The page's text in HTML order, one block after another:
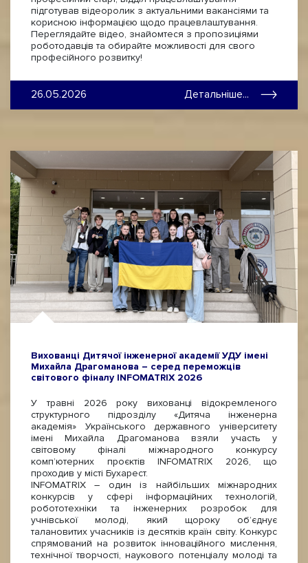
підготував відеоролик з актуальними вакансіями та
корисною інформацією щодо працевлаштування.
Переглядайте відео, знайомтеся з пропозиціями
роботодавців та обирайте можливості для свого
професійного розвитку!
26.05.2026 Детальніше...
Вихованці Дитячої інженерної академії УДУ імені
Михайла Драгоманова – серед переможців
світового фіналу INFOMATRIX 2026
У травні 2026 року вихованці відокремленого
структурного підрозділу «Дитяча інженерна
академія» Українського державного університету
імені Михайла Драгоманова взяли участь у
світовому фіналі міжнародного конкурсу
комп’ютерних проєктів INFOMATRIX 2026, що
проходив у місті Бухарест.
INFOMATRIX – один із найбільших міжнародних
конкурсів у сфері інформаційних технологій,
робототехніки та інженерних розробок для
учнівської молоді, який щороку об’єднує
талановитих учасників із десятків країн світу. Конкурс
спрямований на розвиток інноваційного мислення,
технічної творчості, наукового потенціалу молоді та